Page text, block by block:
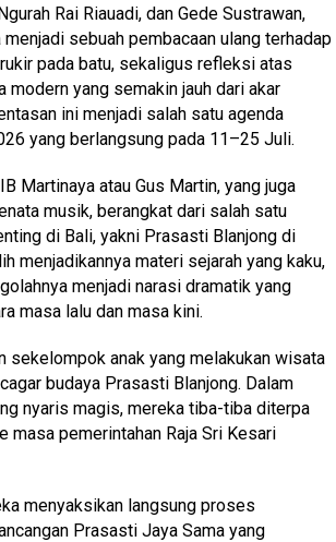
Rai Riauadi, dan Gede Sustrawan,
menjadi sebuah pembacaan ulang terhadap
pada batu, sekaligus refleksi atas
modern yang semakin jauh dari akar
ini menjadi salah satu agenda
yang berlangsung pada 11–25 Juli.
Martinaya atau Gus Martin, yang juga
musik, berangkat dari salah satu
di Bali, yakni Prasasti Blanjong di
menjadikannya materi sejarah yang kaku,
menjadi narasi dramatik yang
masa lalu dan masa kini.
sekelompok anak yang melakukan wisata
budaya Prasasti Blanjong. Dalam
nyaris magis, mereka tiba-tiba diterpa
masa pemerintahan Raja Sri Kesari
menyaksikan langsung proses
Prasasti Jaya Sama yang